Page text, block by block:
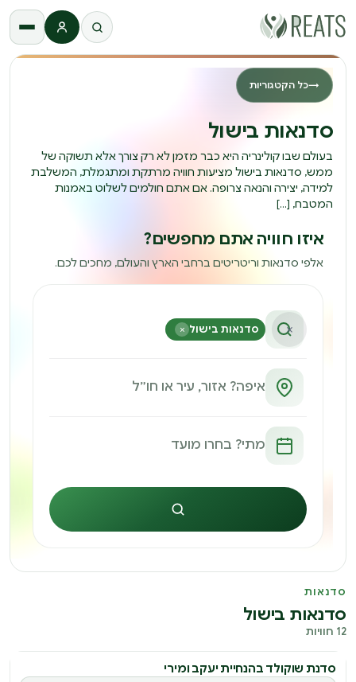
התחברות
→כל הקטגוריות
סדנאות בישול
בעולם שבו קולינריה היא כבר מזמן לא רק צורך אלא תשוקה של
ממש, סדנאות בישול מציעות חוויה מרתקת ומתגמלת, המשלבת
למידה, יצירה והנאה צרופה. אם אתם חולמים לשלוט באמנות
המטבח, […]
איזו חוויה אתם מחפשים?
אלפי סדנאות וריטריטים ברחבי הארץ והעולם, מחכים לכם.
סדנאות בישול × ×
חיפוש
סדנאות
סדנאות בישול
12 חוויות
סדנה
סדנת שוקולד בהנחיית יעקב ומירי